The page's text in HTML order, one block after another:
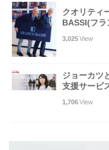
クオリティ
BASSI(フラ
3,025View
ジョーカツ
支援サービ
1,706View